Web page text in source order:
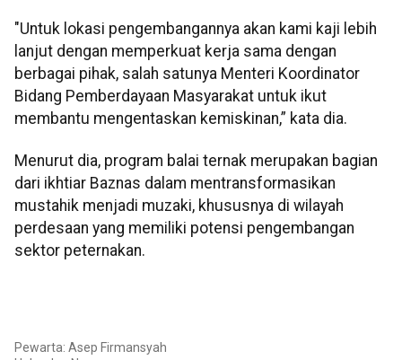
"Untuk lokasi pengembangannya akan kami kaji lebih
lanjut dengan memperkuat kerja sama dengan
berbagai pihak, salah satunya Menteri Koordinator
Bidang Pemberdayaan Masyarakat untuk ikut
membantu mengentaskan kemiskinan,” kata dia.
Menurut dia, program balai ternak merupakan bagian
dari ikhtiar Baznas dalam mentransformasikan
mustahik menjadi muzaki, khususnya di wilayah
perdesaan yang memiliki potensi pengembangan
sektor peternakan.
Pewarta: Asep Firmansyah